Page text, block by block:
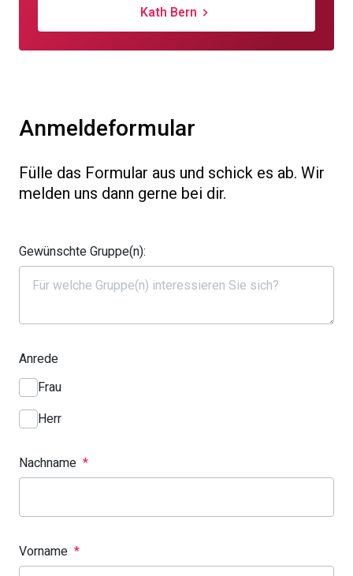
Kath Bern
Anmeldeformular
Fülle das Formular aus und schick es ab. Wir
melden uns dann gerne bei dir.
Gewünschte Gruppe(n):
Anrede
Frau
Herr
Nachname *
Vorname *